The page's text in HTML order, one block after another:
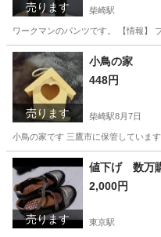
売ります 柴崎駅
ワークマンのパンツです。 【情報】
東京 調布市 柴崎駅
売ります
小鳥の家
448円
柴崎駅8月7日
小鳥の家です 三鷹市に保管しています
東京 調布市 柴崎駅 バ
売ります
値下げ 数万
2,000円
東京駅